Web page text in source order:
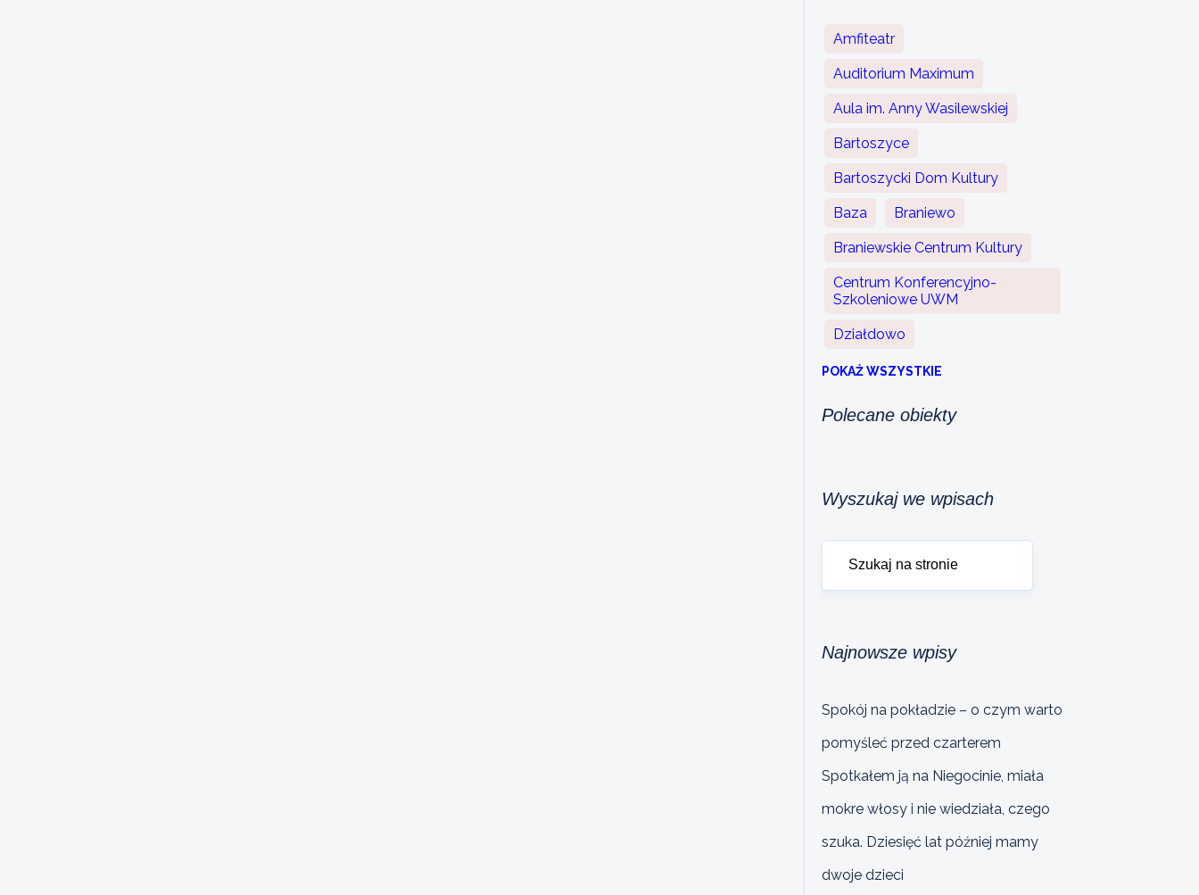
Amfiteatr
Auditorium Maximum
Aula im. Anny Wasilewskiej
Bartoszyce
Bartoszycki Dom Kultury
Baza Braniewo
Braniewskie Centrum Kultury
Centrum Konferencyjno-
Szkoleniowe UWM
Działdowo
POKAŻ WSZYSTKIE
Polecane obiekty
Wyszukaj we wpisach
Najnowsze wpisy
Spokój na pokładzie – o czym warto
pomyśleć przed czarterem
Spotkałem ją na Niegocinie, miała
mokre włosy i nie wiedziała, czego
szuka. Dziesięć lat później mamy
dwoje dzieci